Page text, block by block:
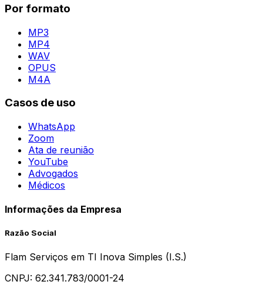
Por formato
MP3
MP4
WAV
OPUS
M4A
Casos de uso
WhatsApp
Zoom
Ata de reunião
YouTube
Advogados
Médicos
Informações da Empresa
Razão Social
Flam Serviços em TI Inova Simples (I.S.)
CNPJ: 62.341.783/0001-24